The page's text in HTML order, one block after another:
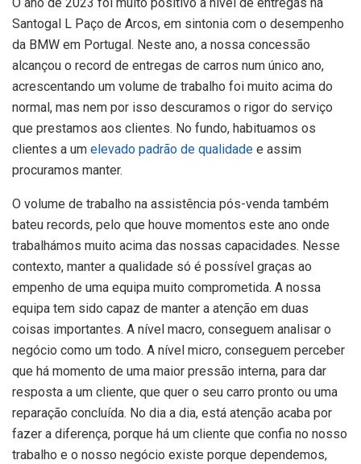
O ano de 2023 foi muito positivo a nível de entregas na
Santogal L Paço de Arcos, em sintonia com o desempenho
da BMW em Portugal. Neste ano, a nossa concessão
alcançou o record de entregas de carros num único ano,
acrescentando um volume de trabalho foi muito acima do
normal, mas nem por isso descuramos o rigor do serviço
que prestamos aos clientes. No fundo, habituamos os
clientes a um elevado padrão de qualidade e assim
procuramos manter.
O volume de trabalho na assistência pós-venda também
bateu records, pelo que houve momentos este ano onde
trabalhámos muito acima das nossas capacidades. Nesse
contexto, manter a qualidade só é possível graças ao
empenho de uma equipa muito comprometida. A nossa
equipa tem sido capaz de manter a atenção em duas
coisas importantes. A nível macro, conseguem analisar o
negócio como um todo. A nível micro, conseguem perceber
que há momento de uma maior pressão interna, para dar
resposta a um cliente, que quer o seu carro pronto ou uma
reparação concluída. No dia a dia, está atenção acaba por
fazer a diferença, porque há um cliente que confia no nosso
trabalho e o nosso negócio existe porque dependemos,